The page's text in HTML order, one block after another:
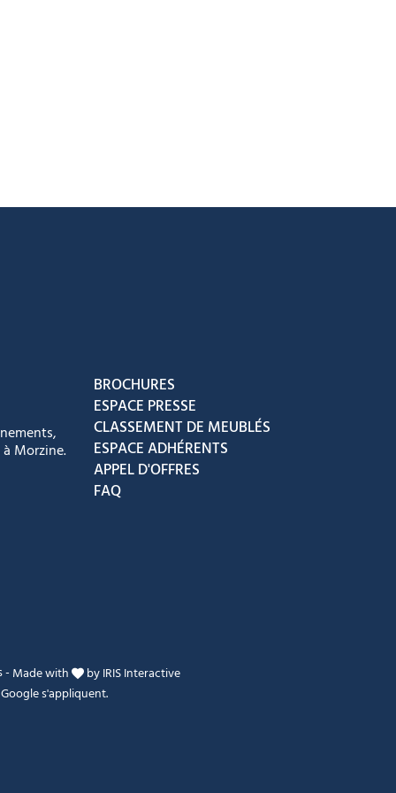
Instagram
sur Youtube
nous sur Tiktok
Morzine.
BROCHURES
ESPACE PRESSE
CLASSEMENT DE MEUBLÉS
ESPACE ADHÉRENTS
APPEL D'OFFRES
FAQ
- Made with byIRIS Interactive
s'appliquent.